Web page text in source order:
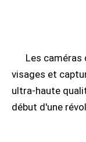
Les caméras
visages et
ultra-haute
début d'une